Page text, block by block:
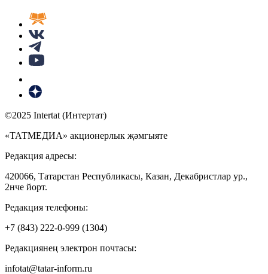
©2025 Intertat (Интертат)
«ТАТМЕДИА» акционерлык җәмгыяте
Редакция адресы:
420066, Татарстан Республикасы, Казан, Декабристлар ур.,
2нче йорт.
Редакция телефоны:
+7 (843) 222-0-999 (1304)
Редакциянең электрон почтасы:
infotat@tatar-inform.ru